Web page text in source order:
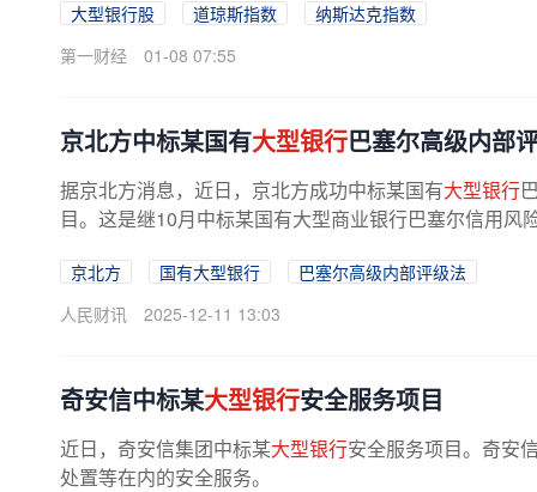
大型银行股 道琼斯指数
纳斯达克指数
第一财经
01-08 07:55
京北方中标某国有大型银行巴塞尔高级内部
据京北方消息，近日，京北方成功中标某国有大型银行
目。这是继10月中标某国有大型商业银行巴塞尔信用
京北方 国有大型银行
巴塞尔高级内部评级法
人民财讯
2025-12-11 13:03
奇安信中标某大型银行安全服务项目
近日，奇安信集团中标某大型银行安全服务项目。奇安
处置等在内的安全服务。